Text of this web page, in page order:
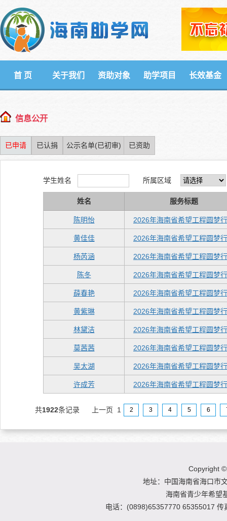
首 页 关于我们 资助对象 助学项目 长效基金
信息公开
已申请 已认捐 公示名单(已初审) 已资助
学生姓名 所属区域
姓名 服务标题
陈明怡 2026年海南省希望工程圆梦
黄佳佳 2026年海南省希望工程圆梦
杨芮涵 2026年海南省希望工程圆梦
陈冬 2026年海南省希望工程圆梦
薛春艳 2026年海南省希望工程圆梦
黄紫琳 2026年海南省希望工程圆梦
林黛洁 2026年海南省希望工程圆梦
莫茜茜 2026年海南省希望工程圆梦
吴太湖 2026年海南省希望工程圆梦
许成芳 2026年海南省希望工程圆梦
共1922条记录 上一页 1 2 3 4 5 6
Copyright ©
地址：中国海南省海口市
海南省青少年希望
电话：(0898)65357770 65355017